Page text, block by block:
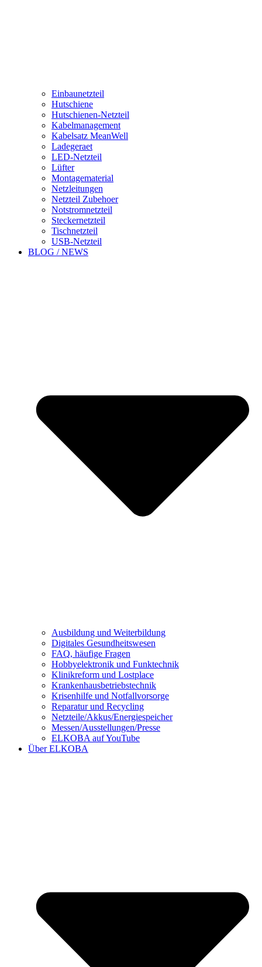
Einbaunetzteil
Hutschiene
Hutschienen-Netzteil
Kabelmanagement
Kabelsatz MeanWell
Ladegeraet
LED-Netzteil
Lüfter
Montagematerial
Netzleitungen
Netzteil Zubehoer
Notstromnetzteil
Steckernetzteil
Tischnetzteil
USB-Netzteil
BLOG / NEWS
Ausbildung und Weiterbildung
Digitales Gesundheitswesen
FAQ, häufige Fragen
Hobbyelektronik und Funktechnik
Klinikreform und Lostplace
Krankenhausbetriebstechnik
Krisenhilfe und Notfallvorsorge
Reparatur und Recycling
Netzteile/Akkus/Energiespeicher
Messen/Ausstellungen/Presse
ELKOBA auf YouTube
Über ELKOBA